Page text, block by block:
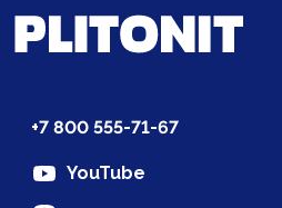
+7 800 555-71-67
YouTube